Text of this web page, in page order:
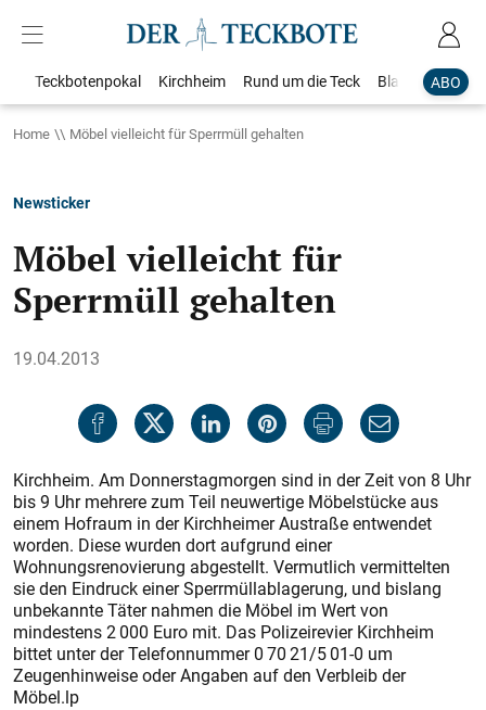
ABO
Teckbotenpokal Kirchheim Rund um die Teck Blaulicht
Home Möbel vielleicht für Sperrmüll gehalten
Newsticker
Möbel vielleicht für
Sperrmüll gehalten
19.04.2013
Kirchheim. Am Donnerstagmorgen sind in der Zeit von 8 Uhr
bis 9 Uhr mehrere zum Teil neuwertige Möbelstücke aus
einem Hofraum in der Kirchheimer Austraße entwendet
worden. Diese wurden dort aufgrund einer
Wohnungsrenovierung abgestellt. Vermutlich vermittelten
sie den Eindruck einer Sperrmüllablagerung, und bislang
unbekannte Täter nahmen die Möbel im Wert von
mindestens 2 000 Euro mit. Das Polizeirevier Kirchheim
bittet unter der Telefonnummer 0 70 21/5 01-0 um
Zeugenhinweise oder Angaben auf den Verbleib der
Möbel.lp